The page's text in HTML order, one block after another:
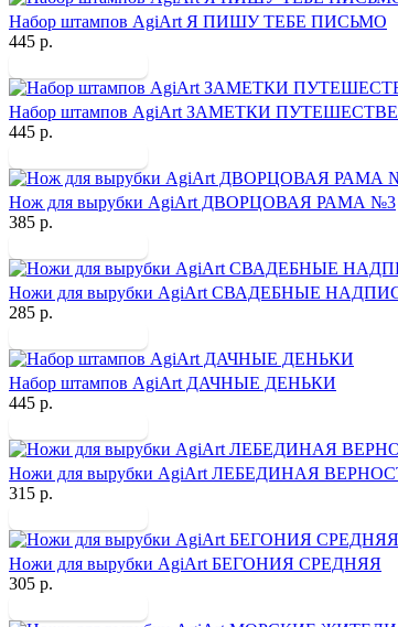
Набор штампов AgiArt Я ПИШУ ТЕБЕ ПИСЬМО
445 р.
Набор штампов AgiArt ЗАМЕТКИ
445 р.
Нож для вырубки AgiArt ДВОРЦОВАЯ РАМА №3
385 р.
Ножи для вырубки AgiArt СВАДЕБНЫЕ
285 р.
Набор штампов AgiArt ДАЧНЫЕ ДЕНЬКИ
445 р.
Ножи для вырубки AgiArt ЛЕБЕДИНАЯ
315 р.
Ножи для вырубки AgiArt БЕГОНИЯ СРЕДНЯЯ
305 р.